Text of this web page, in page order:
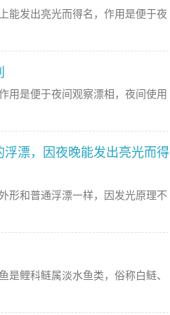
能发出亮光而得名，作用是便于夜
用是便于夜间观察漂相，夜间使用
漂，因夜晚能发出亮光而得
形和普通浮漂一样，因发光原理不
是鲤科鲢属淡水鱼类，俗称白鲢、